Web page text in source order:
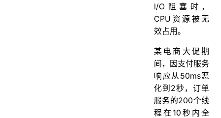
I/O阻塞时，
CPU资源被无
效占用。
某电商大促期
间，因支付服务
响应从50ms恶
化到2秒，订单
服务的200个线
程在10秒内全